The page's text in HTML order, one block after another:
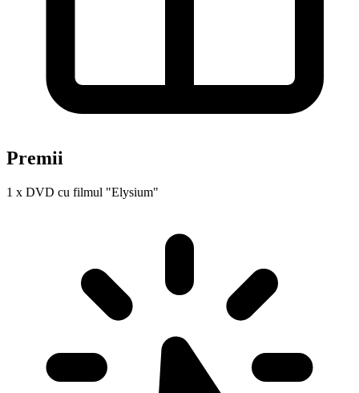
Premii
1 x DVD cu filmul "Elysium"